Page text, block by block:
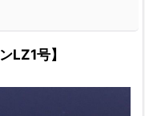
LZ1号】